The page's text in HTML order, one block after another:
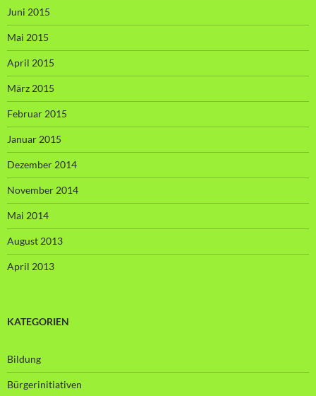
Juni 2015
Mai 2015
April 2015
März 2015
Februar 2015
Januar 2015
Dezember 2014
November 2014
Mai 2014
August 2013
April 2013
KATEGORIEN
Bildung
Bürgerinitiativen